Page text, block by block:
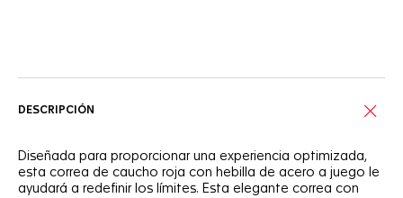
DESCRIPCIÓN
Diseñada para proporcionar una experiencia optimizada,
esta correa de caucho roja con hebilla de acero a juego le
ayudará a redefinir los límites. Esta elegante correa con